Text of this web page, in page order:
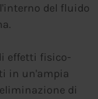
del fluido
effetti fisico-
in un'ampia
di